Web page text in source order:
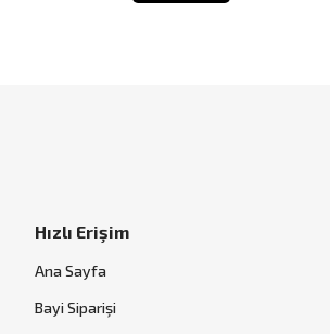
Hızlı Erişim
Ana Sayfa
Bayi Siparişi